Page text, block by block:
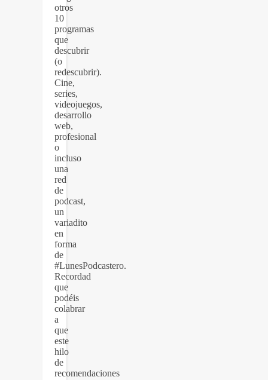
otros
10
programas
que
descubrir
(o
redescubrir).
Cine,
series,
videojuegos,
desarrollo
web,
profesional
o
incluso
una
red
de
podcast,
un
variadito
en
forma
de
#LunesPodcastero.
Recordad
que
podéis
colabrar
a
que
este
hilo
de
recomendaciones